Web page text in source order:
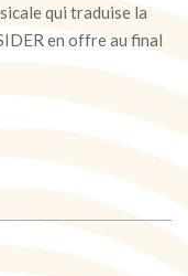
qui traduise la
en offre au final